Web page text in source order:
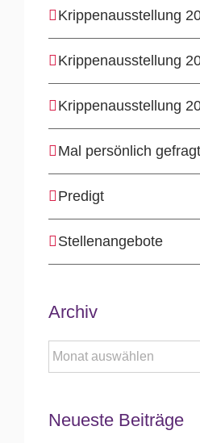
Krippenausstellung
Krippenausstellung
Krippenausstellung
Mal persönlich gefragt
Predigt
Stellenangebote
Archiv
Archiv
Neueste Beiträge